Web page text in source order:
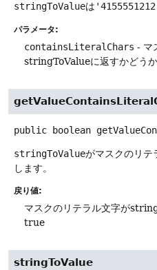
stringToValueは
パラメータ:
containsLiteralChars - マ
stringToValueに返すかどう
public boolean
stringToValueがマスクのリテ
します。
戻り値:
マスクのリテラル文字が
true
stringToValue